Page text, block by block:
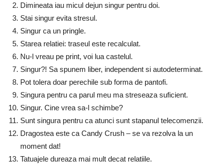
Dimineata iau micul dejun singur pentru doi.
Stai singur evita stresul.
Singur ca un pringle.
Starea relatiei: traseul este recalculat.
Nu-l vreau pe print, voi lua castelul.
Singur?! Sa spunem liber, independent si autodeterminat.
Pot tolera doar perechile sub forma de pantofi.
Singura pentru ca parul meu ma streseaza suficient.
Singur. Cine vrea sa-l schimbe?
Sunt singura pentru ca atunci sunt stapanul telecomenzii.
Dragostea este ca Candy Crush – se va rezolva la un
moment dat!
Tatuajele dureaza mai mult decat relatiile.